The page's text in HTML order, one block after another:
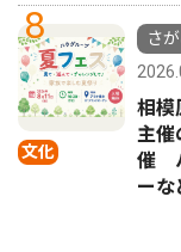
8
文化
さ
相模
主催
催
ーな